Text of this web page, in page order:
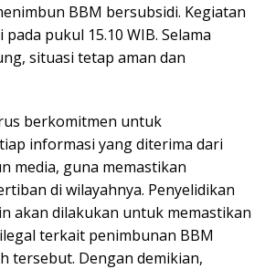
BBM bersubsidi. Kegiatan
pukul 15.10 WIB. Selama
situasi tetap aman dan
berkomitmen untuk
informasi yang diterima dari
media, guna memastikan
di wilayahnya. Penyelidikan
akan dilakukan untuk memastikan
terkait penimbunan BBM
tersebut. Dengan demikian,